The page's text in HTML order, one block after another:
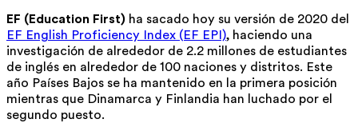
EF (Education First) ha sacado hoy su versión de 2020 del
EF English Proficiency Index (EF EPI), haciendo una
investigación de alrededor de 2.2 millones de estudiantes
de inglés en alrededor de 100 naciones y distritos. Este
año Países Bajos se ha mantenido en la primera posición
mientras que Dinamarca y Finlandia han luchado por el
segundo puesto.